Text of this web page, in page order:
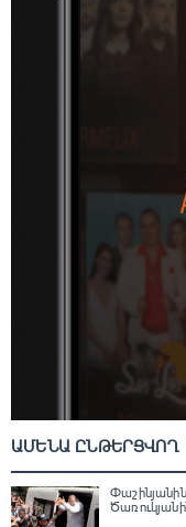
ԱՄԵՆԱ ԸՆԹԵՐՑՎՈՂ